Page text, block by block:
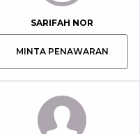
SARIFAH NOR
MINTA PENAWARAN